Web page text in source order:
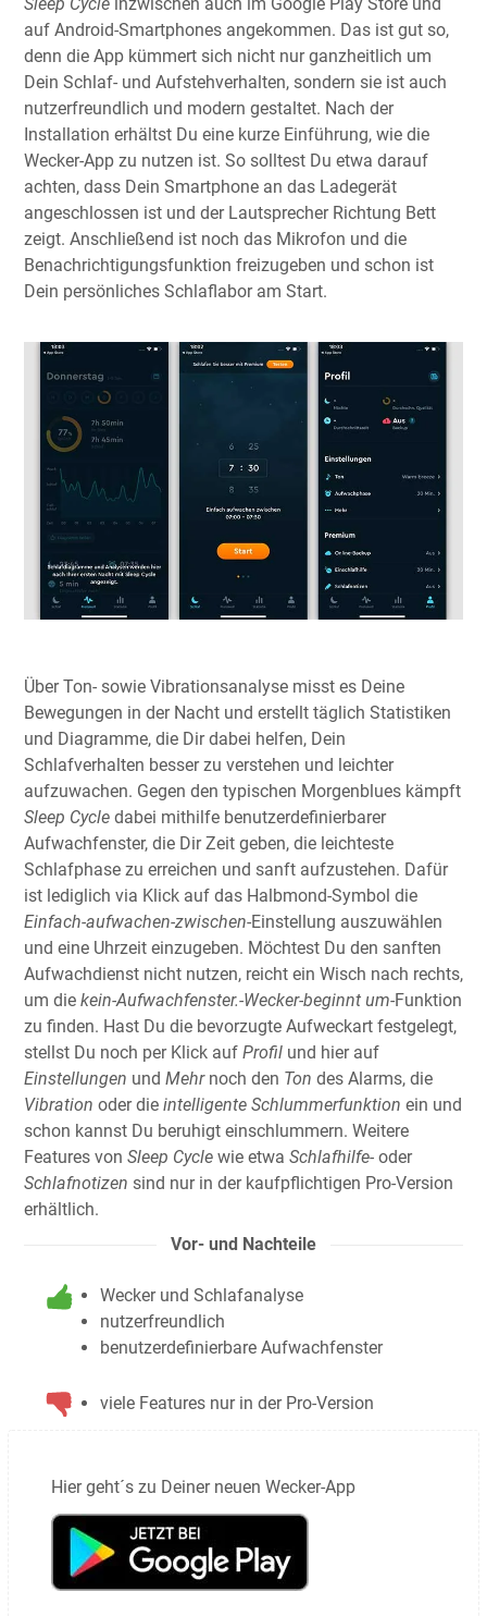
auf Android-Smartphones angekommen. Das ist gut so,
denn die App kümmert sich nicht nur ganzheitlich um
Dein Schlaf- und Aufstehverhalten, sondern sie ist auch
nutzerfreundlich und modern gestaltet. Nach der
Installation erhältst Du eine kurze Einführung, wie die
Wecker-App zu nutzen ist. So solltest Du etwa darauf
achten, dass Dein Smartphone an das Ladegerät
angeschlossen ist und der Lautsprecher Richtung Bett
zeigt. Anschließend ist noch das Mikrofon und die
Benachrichtigungsfunktion freizugeben und schon ist
Dein persönliches Schlaflabor am Start.
Über Ton- sowie Vibrationsanalyse misst es Deine
Bewegungen in der Nacht und erstellt täglich Statistiken
und Diagramme, die Dir dabei helfen, Dein
Schlafverhalten besser zu verstehen und leichter
aufzuwachen. Gegen den typischen Morgenblues kämpft
Sleep Cycle dabei mithilfe benutzerdefinierbarer
Aufwachfenster, die Dir Zeit geben, die leichteste
Schlafphase zu erreichen und sanft aufzustehen. Dafür
ist lediglich via Klick auf das Halbmond-Symbol die
Einfach-aufwachen-zwischen-Einstellung auszuwählen
und eine Uhrzeit einzugeben. Möchtest Du den sanften
Aufwachdienst nicht nutzen, reicht ein Wisch nach rechts,
um die kein-Aufwachfenster.-Wecker-beginnt um-Funktion
zu finden. Hast Du die bevorzugte Aufweckart festgelegt,
stellst Du noch per Klick auf Profil und hier auf
Einstellungen und Mehrnoch den Ton des Alarms, die
Vibration oder die intelligente Schlummerfunktion ein und
schon kannst Du beruhigt einschlummern. Weitere
Features von Sleep Cycle wie etwa Schlafhilfe- oder
Schlafnotizen sind nur in der kaufpflichtigen Pro-Version
erhältlich.
Vor- und Nachteile
Wecker und Schlafanalyse
nutzerfreundlich
benutzerdefinierbare Aufwachfenster
viele Features nur in der Pro-Version
Hier geht´s zu Deiner neuen Wecker-App